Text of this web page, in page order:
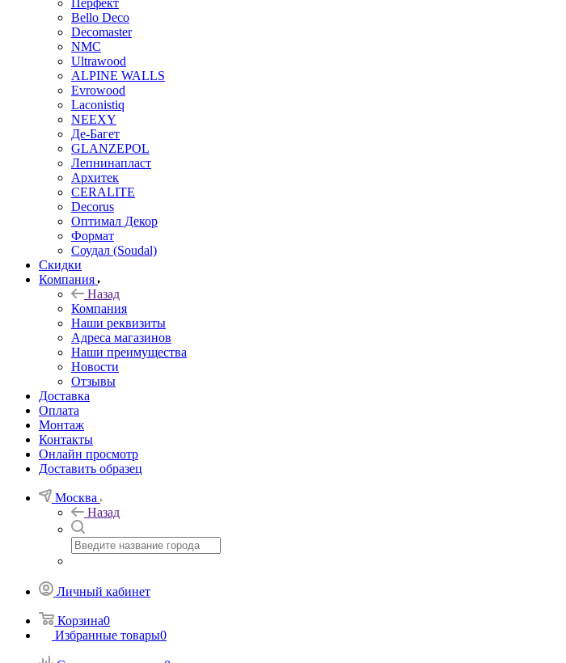
Перфект
Bello Deco
Decomaster
NMС
Ultrawood
ALPINE WALLS
Evrowood
Laconistiq
NEEXY
Де-Багет
GLANZEPOL
Лепнинапласт
Архитек
CERALITE
Decorus
Оптимал Декор
Формат
Соудал (Soudal)
Скидки
Компания
Назад
Компания
Наши реквизиты
Адреса магазинов
Наши преимущества
Новости
Отзывы
Доставка
Оплата
Монтаж
Контакты
Онлайн просмотр
Доставить образец
Москва
Назад
Личный кабинет
Корзина0
Избранные товары0